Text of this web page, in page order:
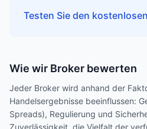
Testen Sie den
Wie wir Broker bewerten
Jeder Broker wird anhand der
Handelsergebnisse beeinflussen:
Spreads), Regulierung und
Zuverlässigkeit, die Vielfalt der